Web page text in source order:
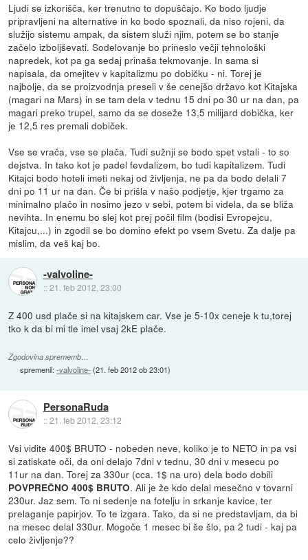
Ljudi se izkorišča, ker trenutno to dopuščajo. Ko bodo ljudje
pripravljeni na alternative in ko bodo spoznali, da niso rojeni, da
služijo sistemu ampak, da sistem služi njim, potem se bo stanje
začelo izboljševati. Sodelovanje bo prineslo večji tehnološki
napredek, kot pa ga sedaj prinaša tekmovanje. In sama si
napisala, da omejitev v kapitalizmu po dobičku - ni. Torej je
najbolje, da se proizvodnja preseli v še cenejšo državo kot Kitajska
(magari na Mars) in se tam dela v tednu 15 dni po 30 ur na dan, pa
magari preko trupel, samo da se doseže 13,5 milijard dobička, ker
je 12,5 res premali dobiček.
Vse se vrača, vse se plača. Tudi sužnji se bodo spet vstali - to so
dejstva. In tako kot je padel fevdalizem, bo tudi kapitalizem. Tudi
Kitajci bodo hoteli imeti nekaj od življenja, ne pa da bodo delali 7
dni po 11 ur na dan. Če bi prišla v našo podjetje, kjer trgamo za
minimalno plačo in nosimo jezo v sebi, potem bi videla, da se bliža
nevihta. In enemu bo slej kot prej počil film (bodisi Evropejcu,
Kitajcu,...) in zgodil se bo domino efekt po vsem Svetu. Za dalje pa
mislim, da veš kaj bo.
-valvoline-
::21. feb 2012, 23:00
Z 400 usd plače si na kitajskem car. Vse je 5-10x ceneje k tu,torej
tko k da bi mi tle imel vsaj 2kE plače.
Zgodovina sprememb…
spremenil:-valvoline- (21. feb 2012 ob 23:01)
PersonaRuda
::21. feb 2012, 23:12
Vsi vidite 400$ BRUTO - nobeden neve, koliko je to NETO in pa vsi
si zatiskate oči, da oni delajo 7dni v tednu, 30 dni v mesecu po
11ur na dan. Torej za 330ur (cca. 1$ na uro) dela bodo dobili
POVPREČNO 400$ BRUTO. Ali je že kdo delal mesečno v tovarni
230ur. Jaz sem. To ni sedenje na fotelju in srkanje kavice, ter
prelaganje papirjov. To te izgara. Tako, da si ne predstavljam, da bi
na mesec delal 330ur. Mogoče 1 mesec bi še šlo, pa 2 tudi - kaj pa
celo življenje??